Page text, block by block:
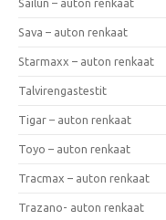
Sava – auton renkaat
Starmaxx – auton renkaat
Talvirengastestit
Tigar – auton renkaat
Toyo – auton renkaat
Tracmax – auton renkaat
Trazano- auton renkaat